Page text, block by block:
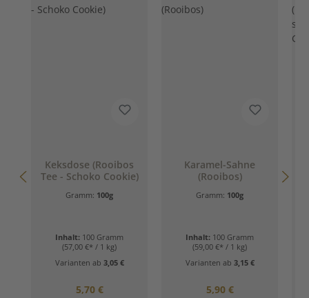
Keksdose (Rooibos
Tee - Schoko Cookie)
Gramm: 100g
Inhalt: 100 Gramm
(57,00 €* / 1 kg)
Varianten ab 3,05 €
Regulärer Preis:
5,70 €
Karamel-Sahne
(Rooibos)
Gramm: 100g
Inhalt: 100 Gramm
(59,00 €* / 1 kg)
Varianten ab 3,15 €
Regulärer Preis:
5,90 €